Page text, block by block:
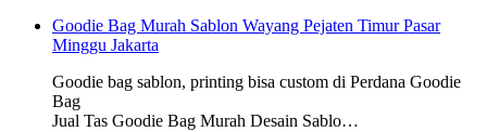
Goodie Bag Murah Sablon Wayang Pejaten Timur Pasar
Minggu Jakarta
Goodie bag sablon, printing bisa custom di Perdana Goodie
Bag
Jual Tas Goodie Bag Murah Desain Sablo…